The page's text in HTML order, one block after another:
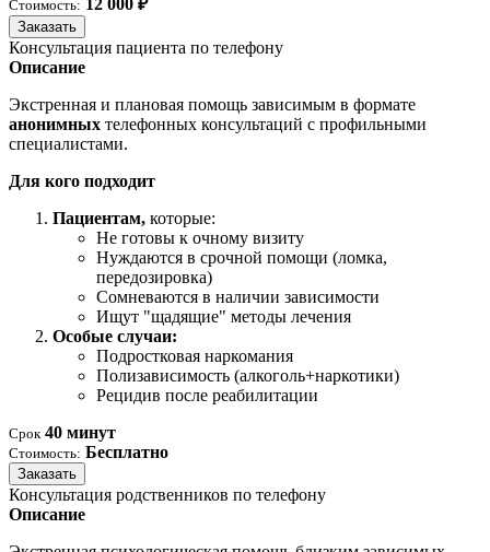
Стоимость:
Заказать
Консультация пациента по телефону
Описание
Экстренная и плановая помощь зависимым в формате
анонимных телефонных консультаций с профильными
специалистами.
Для кого подходит
Пациентам, которые:
Не готовы к очному визиту
Нуждаются в срочной помощи (ломка,
передозировка)
Сомневаются в наличии зависимости
Ищут "щадящие" методы лечения
Особые случаи:
Подростковая наркомания
Полизависимость (алкоголь+наркотики)
Рецидив после реабилитации
Срок 40 минут
Стоимость: Бесплатно
Заказать
Консультация родственников по телефону
Описание